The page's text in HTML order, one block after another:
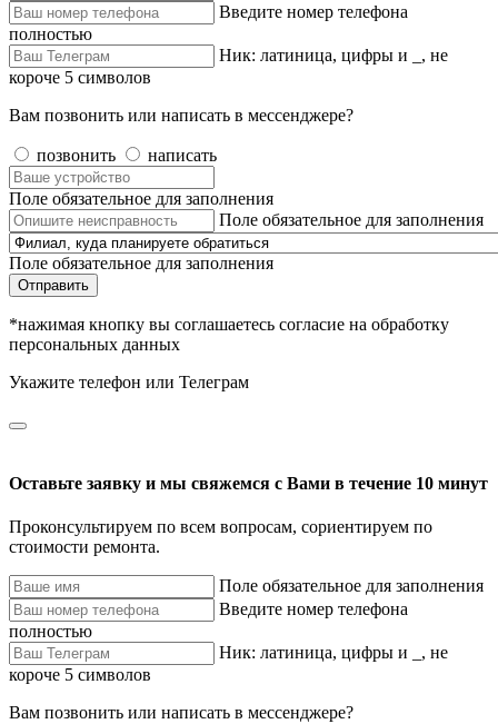
Введите номер телефона
полностью
Ник: латиница, цифры и _, не
короче 5 символов
Вам позвонить или написать в мессенджере?
позвонить написать
Поле обязательное для заполнения
Поле обязательное для заполнения
Поле обязательное для заполнения
Отправить
*нажимая кнопку вы соглашаетесь согласие на обработку
персональных данных
Укажите телефон или Телеграм
Оставьте заявку и мы свяжемся с Вами в течение 10 минут
Проконсультируем по всем вопросам, сориентируем по
стоимости ремонта.
Поле обязательное для заполнения
Введите номер телефона
полностью
Ник: латиница, цифры и _, не
короче 5 символов
Вам позвонить или написать в мессенджере?